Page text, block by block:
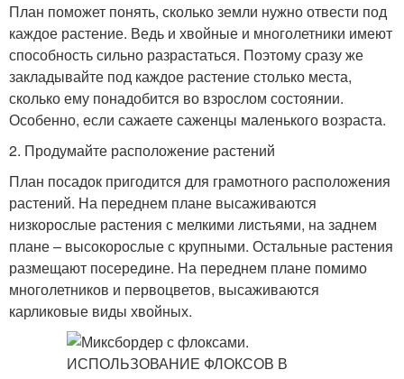
План поможет понять, сколько земли нужно отвести под
каждое растение. Ведь и хвойные и многолетники имеют
способность сильно разрастаться. Поэтому сразу же
закладывайте под каждое растение столько места,
сколько ему понадобится во взрослом состоянии.
Особенно, если сажаете саженцы маленького возраста.
2. Продумайте расположение растений
План посадок пригодится для грамотного расположения
растений. На переднем плане высаживаются
низкорослые растения с мелкими листьями, на заднем
плане – высокорослые с крупными. Остальные растения
размещают посередине. На переднем плане помимо
многолетников и первоцветов, высаживаются
карликовые виды хвойных.